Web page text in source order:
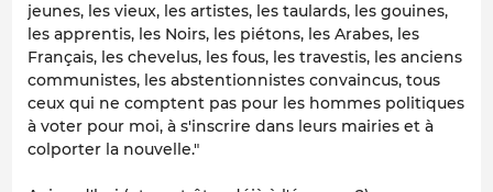
jeunes, les vieux, les artistes, les taulards, les gouines,
les apprentis, les Noirs, les piétons, les Arabes, les
Français, les chevelus, les fous, les travestis, les anciens
communistes, les abstentionnistes convaincus, tous
ceux qui ne comptent pas pour les hommes politiques
à voter pour moi, à s'inscrire dans leurs mairies et à
colporter la nouvelle."